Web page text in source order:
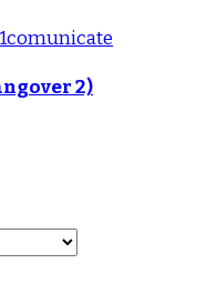
comunicate
2)